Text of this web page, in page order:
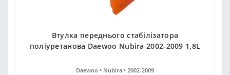
Втулка переднього стабілізатора
поліуретанова Daewoo Nubira 2002-2009 1,8L
Daewoo • Nubira • 2002-2009